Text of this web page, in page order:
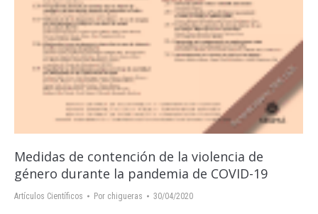
Medidas de contención de la violencia de
género durante la pandemia de COVID-19
Artículos Científicos Por chigueras 30/04/2020